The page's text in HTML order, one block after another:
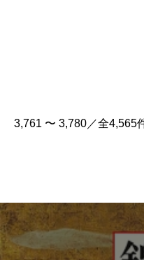
3,761 〜 3,780／全4,565